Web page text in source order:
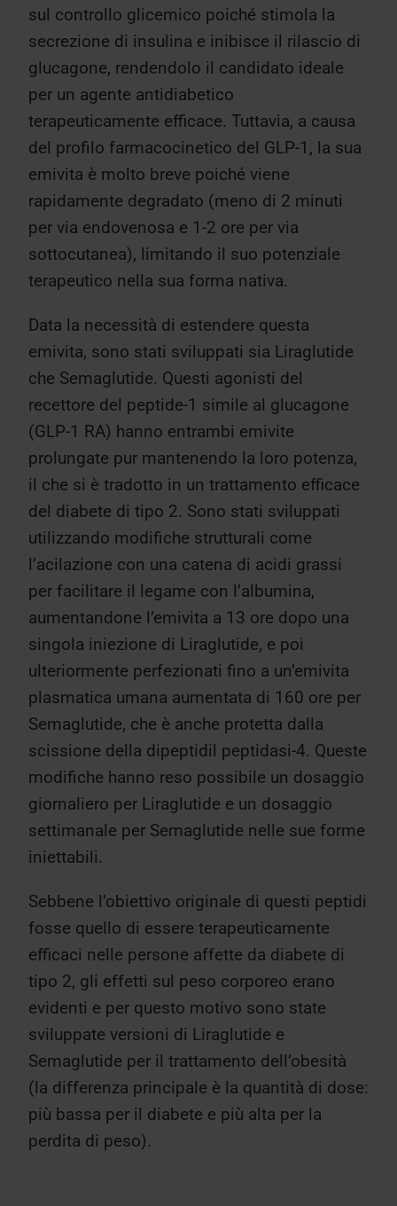
sul controllo glicemico poiché stimola la
secrezione di insulina e inibisce il rilascio di
glucagone, rendendolo il candidato ideale
per un agente antidiabetico
terapeuticamente efficace. Tuttavia, a causa
del profilo farmacocinetico del GLP-1, la sua
emivita è molto breve poiché viene
rapidamente degradato (meno di 2 minuti
per via endovenosa e 1-2 ore per via
sottocutanea), limitando il suo potenziale
terapeutico nella sua forma nativa.
Data la necessità di estendere questa
emivita, sono stati sviluppati sia Liraglutide
che Semaglutide. Questi agonisti del
recettore del peptide-1 simile al glucagone
(GLP-1 RA) hanno entrambi emivite
prolungate pur mantenendo la loro potenza,
il che si è tradotto in un trattamento efficace
del diabete di tipo 2. Sono stati sviluppati
utilizzando modifiche strutturali come
l’acilazione con una catena di acidi grassi
per facilitare il legame con l’albumina,
aumentandone l’emivita a 13 ore dopo una
singola iniezione di Liraglutide, e poi
ulteriormente perfezionati fino a un’emivita
plasmatica umana aumentata di 160 ore per
Semaglutide, che è anche protetta dalla
scissione della dipeptidil peptidasi-4. Queste
modifiche hanno reso possibile un dosaggio
giornaliero per Liraglutide e un dosaggio
settimanale per Semaglutide nelle sue forme
iniettabili.
Sebbene l’obiettivo originale di questi peptidi
fosse quello di essere terapeuticamente
efficaci nelle persone affette da diabete di
tipo 2, gli effetti sul peso corporeo erano
evidenti e per questo motivo sono state
sviluppate versioni di Liraglutide e
Semaglutide per il trattamento dell’obesità
(la differenza principale è la quantità di dose:
più bassa per il diabete e più alta per la
perdita di peso).